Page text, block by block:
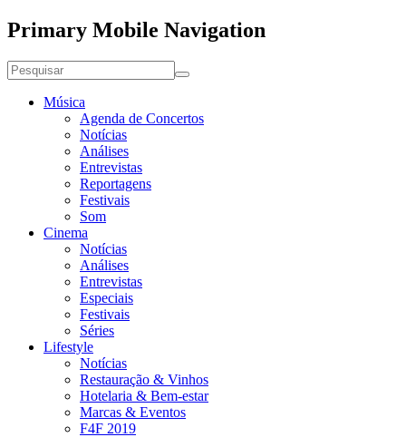
Primary Mobile Navigation
Música
Agenda de Concertos
Notícias
Análises
Entrevistas
Reportagens
Festivais
Som
Cinema
Notícias
Análises
Entrevistas
Especiais
Festivais
Séries
Lifestyle
Notícias
Restauração & Vinhos
Hotelaria & Bem-estar
Marcas & Eventos
F4F 2019